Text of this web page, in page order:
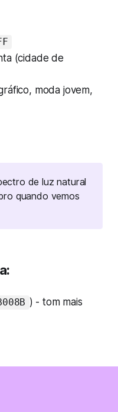
(cidade de
moda jovem,
de luz natural
quando vemos
) - tom mais